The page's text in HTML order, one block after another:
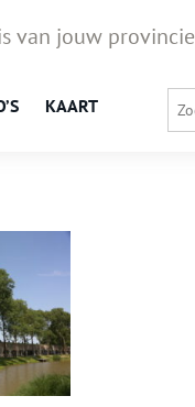
van jouw provincie
KAART